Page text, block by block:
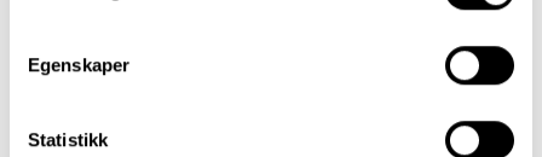
Egenskaper
Statistikk
uker. Det er et krevende behandlingsopplegg som trenger
god og tett oppfølging. Alle har ikke et reelt tilbud for
dette i nærheten. Et spesialisert tilbud som Modum Bad